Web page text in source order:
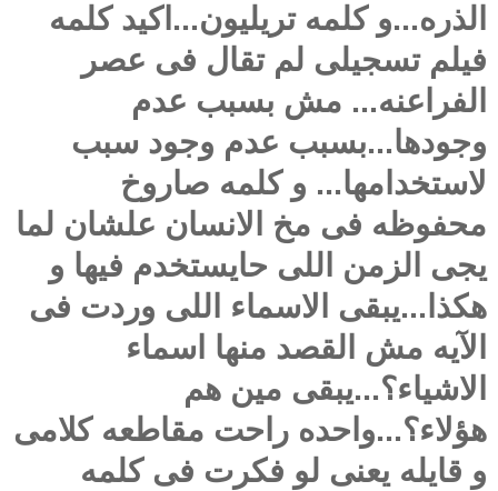
الذره...و كلمه تريليون...اكيد كلمه
فيلم تسجيلى لم تقال فى عصر
الفراعنه... مش بسبب عدم
وجودها...بسبب عدم وجود سبب
لاستخدامها... و كلمه صاروخ
محفوظه فى مخ الانسان علشان لما
يجى الزمن اللى حايستخدم فيها و
هكذا...يبقى الاسماء اللى وردت فى
الآيه مش القصد منها اسماء
الاشياء؟...يبقى مين هم
هؤلاء؟...واحده راحت مقاطعه كلامى
و قايله يعنى لو فكرت فى كلمه